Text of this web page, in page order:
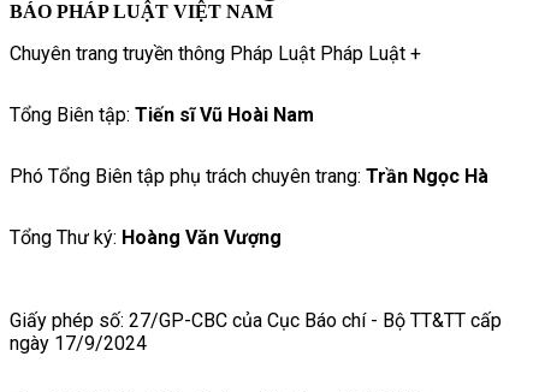
BÁO PHÁP LUẬT VIỆT NAM
Chuyên trang truyền thông Pháp Luật Pháp Luật +
Tổng Biên tập: Tiến sĩ Vũ Hoài Nam
Phó Tổng Biên tập phụ trách chuyên trang: Trần Ngọc Hà
Tổng Thư ký: Hoàng Văn Vượng
Giấy phép số: 27/GP-CBC của Cục Báo chí - Bộ TT&TT cấp
ngày 17/9/2024